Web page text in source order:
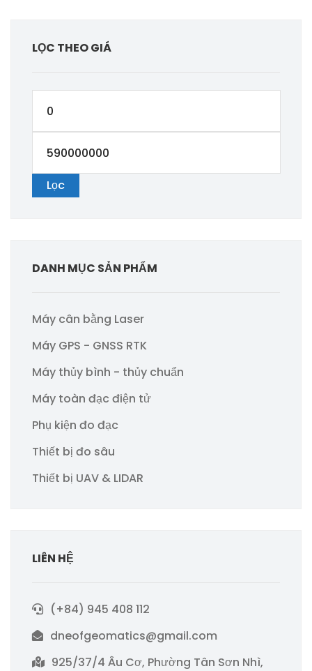
LỌC THEO GIÁ
nhất
nhấtLọc
DANH MỤC SẢN PHẨM
Máy cân bằng Laser
Máy GPS - GNSS RTK
Máy thủy bình - thủy chuẩn
Máy toàn đạc điện tử
Phụ kiện đo đạc
Thiết bị đo sâu
Thiết bị UAV & LIDAR
LIÊN HỆ
(+84) 945 408 112
dneofgeomatics@gmail.com
925/37/4 Âu Cơ, Phường Tân Sơn Nhì,